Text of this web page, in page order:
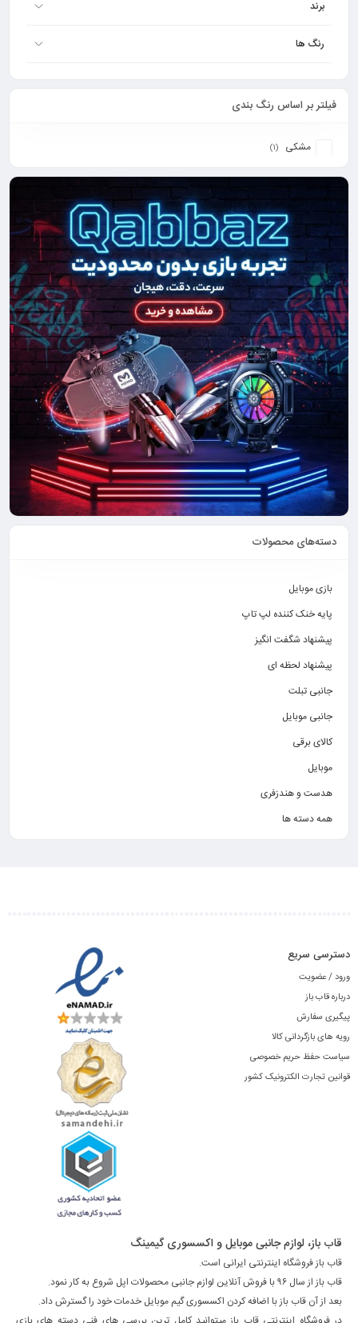
برند
رنگ ها
فیلتر بر اساس رنگ بندی
مشکی (1)
دسته‌های محصولات
بازی موبایل
پایه خنک کننده لپ تاپ
پیشنهاد شگفت انگیز
پیشنهاد لحظه ای
جانبی تبلت
جانبی موبایل
کالای برقی
موبایل
هدست و هندزفری
همه دسته ها
دسترسی سریع
ورود / عضویت
درباره قاب باز
پیگیری سفارش
رویه های بازگردانی کالا
سیاست حفظ حریم خصوصی
قوانین تجارت الکترونیک کشور
قاب باز، لوازم جانبی موبایل و اکسسوری گیمینگ
قاب باز فروشگاه اینترنتی ایرانی است.
قاب باز از سال ۹۶ با فروش آنلاین لوازم جانبی محصولات اپل شروع به کار نمود.
بعد از آن قاب باز با اضافه کردن اکسسوری گیم موبایل خدمات خود را گسترش داد.